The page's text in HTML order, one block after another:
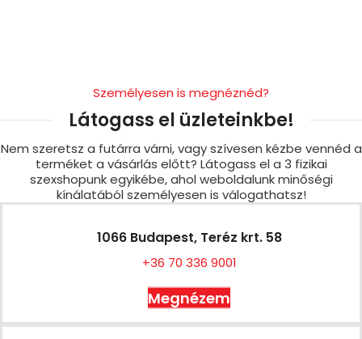
Személyesen is megnéznéd?
Látogass el üzleteinkbe!
Nem szeretsz a futárra várni, vagy szívesen kézbe vennéd a
terméket a vásárlás előtt? Látogass el a 3 fizikai
szexshopunk egyikébe, ahol weboldalunk minőségi
kínálatából személyesen is válogathatsz!
1066 Budapest, Teréz krt. 58
+36 70 336 9001
Megnézem